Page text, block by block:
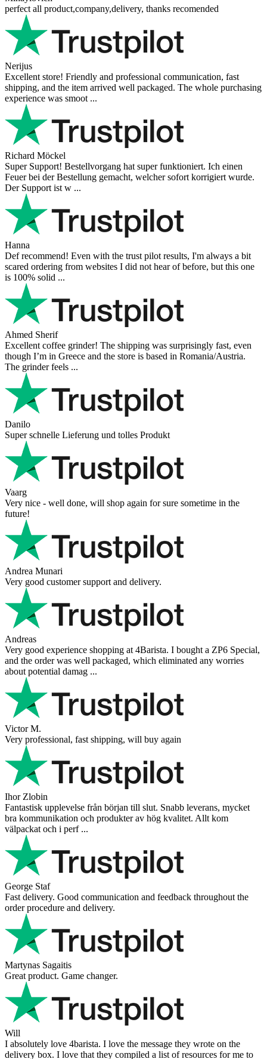
perfect all product,company,delivery, thanks recomended
Nerijus
Excellent store! Friendly and professional communication, fast
shipping, and the item arrived well packaged. The whole purchasing
experience was smoot ...
Richard Möckel
Super Support! Bestellvorgang hat super funktioniert. Ich einen
Feuer bei der Bestellung gemacht, welcher sofort korrigiert wurde.
Der Support ist w ...
Hanna
Def recommend! Even with the trust pilot results, I'm always a bit
scared ordering from websites I did not hear of before, but this one
is 100% solid ...
Ahmed Sherif
Excellent coffee grinder! The shipping was surprisingly fast, even
though I’m in Greece and the store is based in Romania/Austria.
The grinder feels ...
Danilo
Super schnelle Lieferung und tolles Produkt
Vaarg
Very nice - well done, will shop again for sure sometime in the
future!
Andrea Munari
Very good customer support and delivery.
Andreas
Very good experience shopping at 4Barista. I bought a ZP6 Special,
and the order was well packaged, which eliminated any worries
about potential damag ...
Victor M.
Very professional, fast shipping, will buy again
Ihor Zlobin
Fantastisk upplevelse från början till slut. Snabb leverans, mycket
bra kommunikation och produkter av hög kvalitet. Allt kom
välpackat och i perf ...
George Staf
Fast delivery. Good communication and feedback throughout the
order procedure and delivery.
Martynas Sagaitis
Great product. Game changer.
Will
I absolutely love 4barista. I love the message they wrote on the
delivery box. I love that they compiled a list of resources for me to